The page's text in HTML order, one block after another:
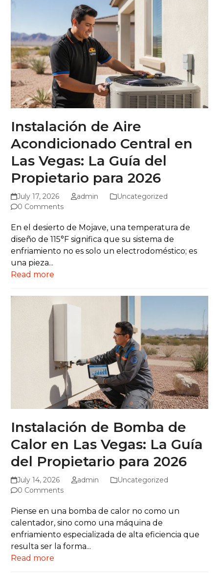
Instalación de Aire
Acondicionado Central en
Las Vegas: La Guía del
Propietario para 2026
July 17, 2026 admin
Uncategorized
0 Comments
En el desierto de Mojave, una temperatura de
diseño de 115°F significa que su sistema de
enfriamiento no es solo un electrodoméstico; es
una pieza...
Read more
Instalación de Bomba de
Calor en Las Vegas: La Guía
del Propietario para 2026
July 14, 2026 admin
Uncategorized
0 Comments
Piense en una bomba de calor no como un
calentador, sino como una máquina de
enfriamiento especializada de alta eficiencia que
resulta ser la forma...
Read more